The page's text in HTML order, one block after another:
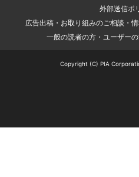
外部送信ポ
広告出稿・お取り組みのご相談・
一般の読者の方・ユーザー
Copyright (C) PIA